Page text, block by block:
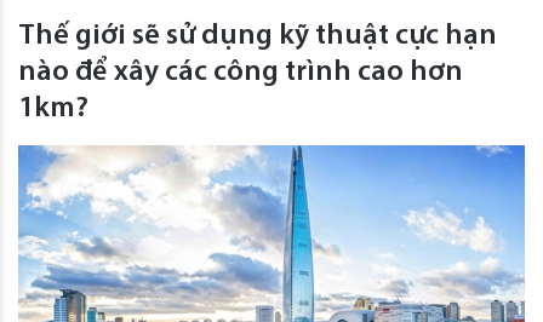
Thế giới sẽ sử dụng kỹ thuật cực hạn
nào để xây các công trình cao hơn
1km?